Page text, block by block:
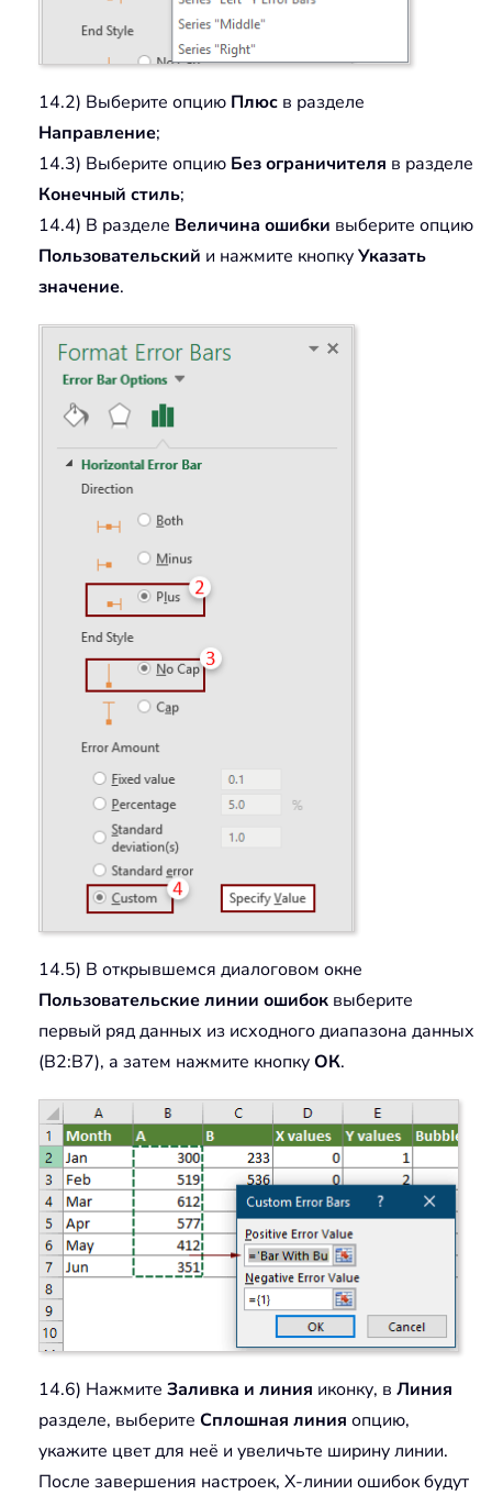
14.2) Выберите опцию Плюс в разделе
Направление;
14.3) Выберите опцию Без ограничителя в разделе
Конечный стиль;
14.4) В разделе Величина ошибки выберите опцию
Пользовательский и нажмите кнопкуУказать
значение.
14.5) В открывшемся диалоговом окне
Пользовательские линии ошибок выберите
первый ряд данных из исходного диапазона данных
(B2:B7), а затем нажмите кнопкуОК.
14.6) Нажмите Заливка и линия иконку, в Линия
разделе, выберите Сплошная линия опцию,
укажите цвет для неё и увеличьте ширину линии.
После завершения настроек, X-линии ошибок будут